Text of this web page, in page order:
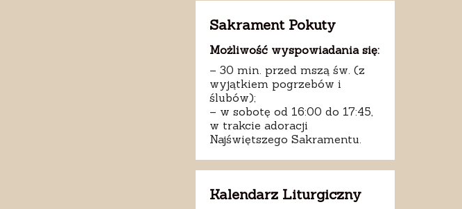
Sakrament Pokuty
Możliwość wyspowiadania się:
– 30 min. przed mszą św. (z
wyjątkiem pogrzebów i
ślubów);
– w sobotę od 16:00 do 17:45,
w trakcie adoracji
Najświętszego Sakramentu.
Kalendarz Liturgiczny